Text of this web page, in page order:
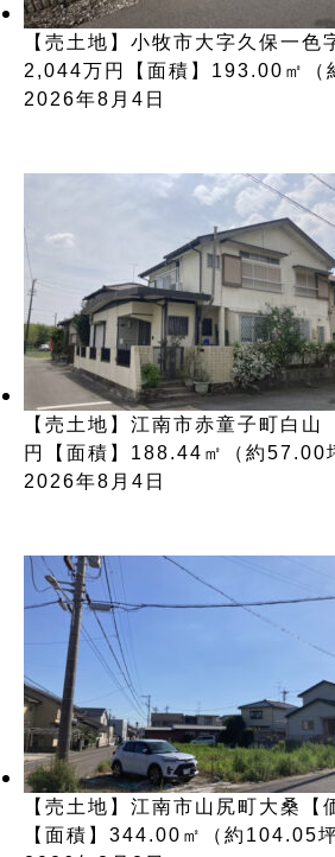
【売土地】小牧市大字久保一色
2,044万円【面積】193.00㎡（
2026年8月4日
【売土地】江南市赤童子町白
円【面積】188.44㎡（約57.00
2026年8月4日
【売土地】江南市山尻町大桑【
【面積】344.00㎡（約104.05坪